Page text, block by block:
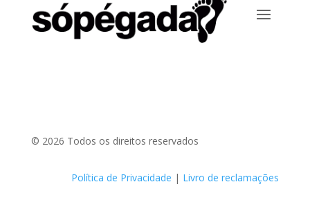
© 2026 Todos os direitos reservados
Política de Privacidade | Livro de reclamações